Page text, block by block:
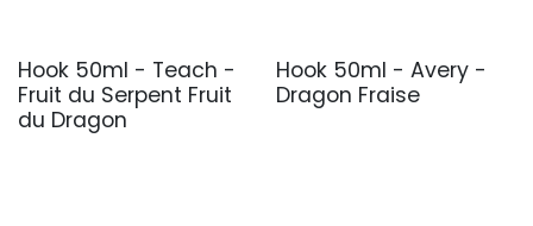
Hook 50ml - Teach -
Fruit du Serpent Fruit
du Dragon
Hook 50ml - Avery -
Dragon Fraise